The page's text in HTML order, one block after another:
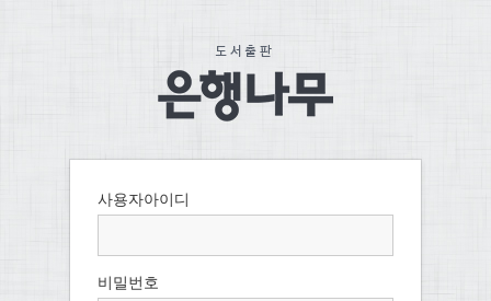
사용자아이디
비밀번호